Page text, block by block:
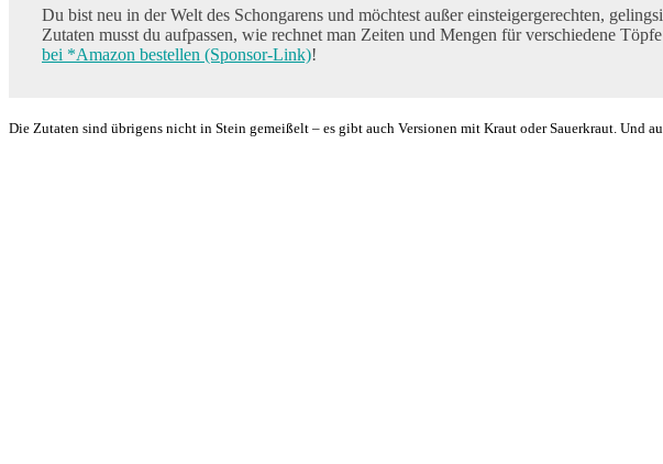
Du bist neu in der Welt des Schongarens und möchtest außer einsteigergerechten,
Zutaten musst du aufpassen, wie rechnet man Zeiten und Mengen für verschiedene
bei *Amazon bestellen (Sponsor-Link)!
Die Zutaten sind übrigens nicht in Stein gemeißelt – es gibt auch Versionen mit Kraut oder Sauerkraut. Und